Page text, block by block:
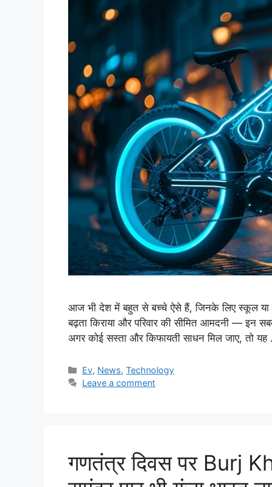
आज भी देश में बहुत से बच्चे ऐसे हैं, जिनके लिए स्कूल या
बढ़ता किराया और परिवार की सीमित आमदनी — इन
अगर कोई सस्ता और किफायती साधन मिल जाए, तो
Categories
Ev, News,Technology
Leave a comment
गणतंत्र दिवस पर Burj